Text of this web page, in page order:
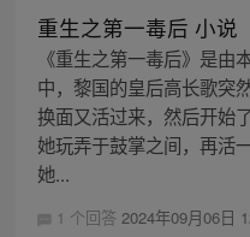
重生之第一毒后 小说
《重生之第一毒后》是由
中，黎国的皇后高长歌突
换面又活过来，然后开始
她玩弄于鼓掌之间，再活
她...
1 个回答 2024年09月06日